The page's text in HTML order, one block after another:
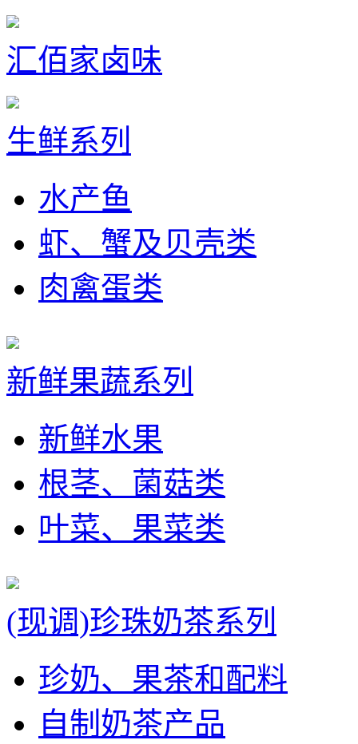
汇佰家卤味
生鲜系列
水产鱼
虾、蟹及贝壳类
肉禽蛋类
新鲜果蔬系列
新鲜水果
根茎、菌菇类
叶菜、果菜类
(现调)珍珠奶茶系列
珍奶、果茶和配料
自制奶茶产品